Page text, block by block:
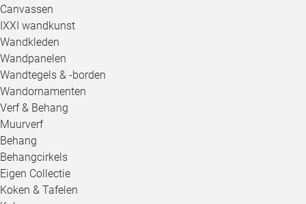
Canvassen
IXXI wandkunst
Wandkleden
Wandpanelen
Wandtegels & -borden
Wandornamenten
Verf & Behang
Muurverf
Behang
Behangcirkels
Eigen Collectie
Koken & Tafelen